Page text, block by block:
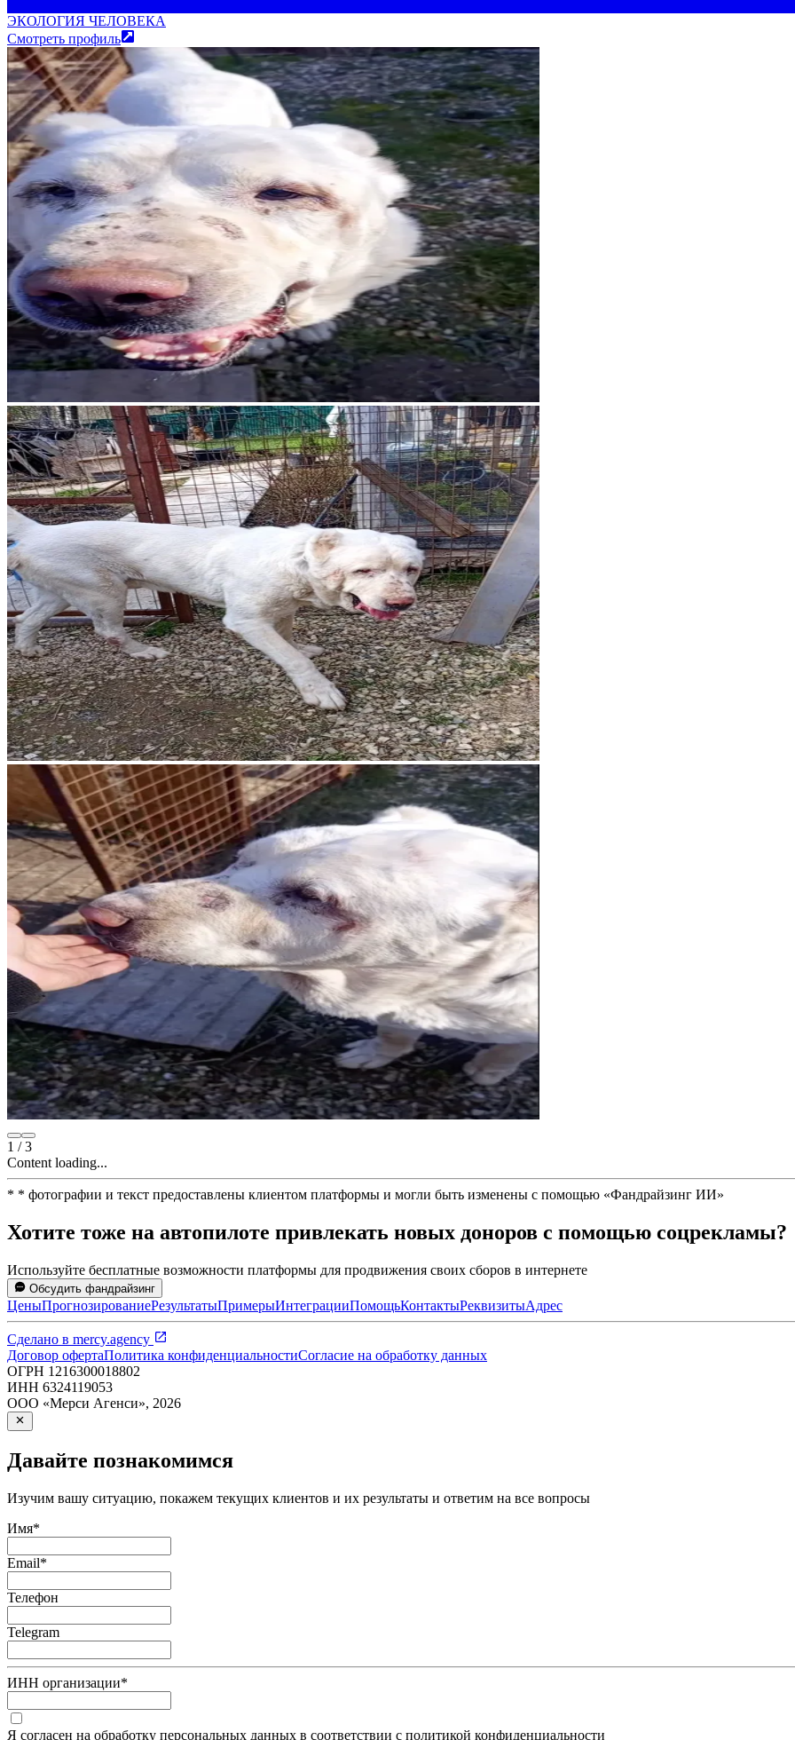
ЭКОЛОГИЯ ЧЕЛОВЕКА
Смотреть профиль
1 /3
Content loading...
* * фотографии и текст предоставлены клиентом платформы и могли быть изменены с помощью «Фандрайзинг ИИ»
Хотите тоже на автопилоте привлекать новых доноров с помощью соцрекламы?
Используйте бесплатные возможности платформы для продвижения своих сборов в интернете
Обсудить фандрайзинг
ЦеныПрогнозированиеРезультатыПримерыИнтеграцииПомощьКонтактыРеквизитыАдрес
Сделано в mercy.agency
Договор офертаПолитика конфиденциальностиСогласие на обработку данных
ОГРН 1216300018802
ИНН 6324119053
ООО «Мерси Агенси», 2026
Давайте познакомимся
Изучим вашу ситуацию, покажем текущих клиентов и их результаты и ответим на все вопросы
Имя*
Email*
Телефон
Telegram
ИНН организации*
Я согласен на обработку персональных данных в соответствии с политикой конфиденциальности